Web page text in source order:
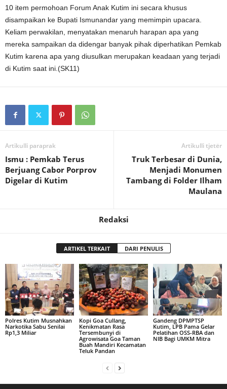
10 item permohoan Forum Anak Kutim ini secara khusus
disampaikan ke Bupati Ismunandar yang memimpin upacara.
Keliam perwakilan, menyatakan menaruh harapan apa yang
mereka sampaikan da didengar banyak pihak diperhatikan Pemkab
Kutim karena apa yang diusulkan merupakan keadaan yang terjadi
di Kutim saat ini.(SK11)
Artikulli paraprak
Ismu : Pemkab Terus
Berjuang Cabor Porprov
Digelar di Kutim
Artikulli tjetër
Truk Terbesar di Dunia,
Menjadi Monumen
Tambang di Folder Ilham
Maulana
Redaksi
ARTIKEL TERKAIT DARI PENULIS
Polres Kutim Musnahkan
Narkotika Sabu Senilai
Rp1,3 Miliar
Kopi Goa Cullang,
Kenikmatan Rasa
Tersembunyi di
Agrowisata Goa Taman
Buah Mandiri Kecamatan
Teluk Pandan
Gandeng DPMPTSP
Kutim, LPB Pama Gelar
Pelatihan OSS-RBA dan
NIB Bagi UMKM Mitra